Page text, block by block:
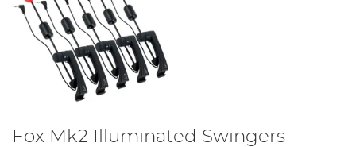
Fox Mk2 Illuminated Swingers